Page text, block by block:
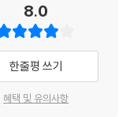
마음을 읽는 법을 배워야
들의 행동의 많은 부분은
이 책을 읽지 않고서 감
거운 마음으로 마크 베
8.0
한줄평 쓰기
혜택 및 유의사항